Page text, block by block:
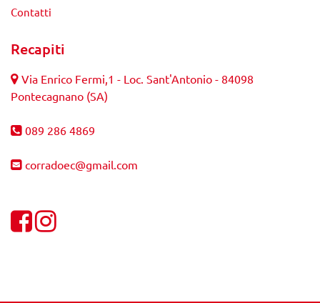
Contatti
Recapiti
Via Enrico Fermi,1 - Loc. Sant'Antonio - 84098
Pontecagnano (SA)
089 286 4869
corradoec@gmail.com
Visualizza la nostra pagina Facebook
Visualizza il nostro profilo Instagram